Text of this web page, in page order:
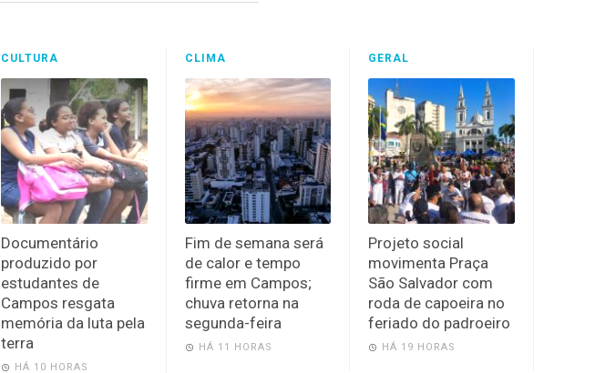
CULTURA
Documentário
produzido por
estudantes de
Campos resgata
memória da luta pela
terra
HÁ 10 HORAS
CLIMA
Fim de semana será
de calor e tempo
firme em Campos;
chuva retorna na
segunda-feira
HÁ 11 HORAS
GERAL
Projeto social
movimenta Praça
São Salvador com
roda de capoeira no
feriado do padroeiro
HÁ 19 HORAS